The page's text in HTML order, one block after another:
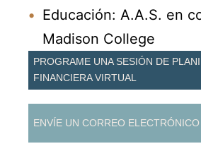
Educación: A.A.S. en
Madison College
PROGRAME UNA SESIÓN DE
FINANCIERA VIRTUAL
ENVÍE UN CORREO ELECTRÓNICO